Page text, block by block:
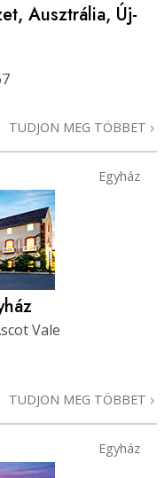
Ausztrália, Új-
TUDJON MEG TÖBBET
Egyház
Vale
TUDJON MEG TÖBBET
Egyház